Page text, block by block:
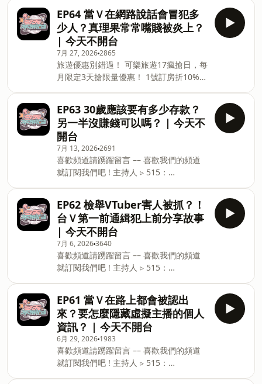
▹ 真理果：
https://www.instagram.com/marikavtuber/
–– 每週一晚上７點更新全新集數，歡迎來
收聽！ 🎧Apple
podcasthttps://podcasts.apple.com/us/podcast/
🎧Spotify
https://open.spotify.com/show/
si=A3Z9ayRfTPSQ6aU3INVzBQ 🎧
SoundOn https://player.sou
EP64 當Ｖ在網路說話會冒犯多
少人？真理果常常嘴賤被炎上？
| 今天不開台
7月 27, 20262865
旅遊優惠別錯過！ 可樂旅遊17瘋搶日，每
月限定3天搶限量優惠！ 1號訂房折10% 7
的你，肯定要每個月鎖定！
https://sofm.pse.is/9epdex －－－－以
上為 SoundOn 動態廣告－－－－ 喜歡頻
道請踴躍留言 –– 喜歡我們的頻道就訂閱
我們吧 ! 主持人 ▹ 515：
https://www.instagram.com/im515vt/
▹ 真理果：
https://www.instagram.com/marikavtuber/
–– 每週一晚上７點更新全新集數，歡迎來
收聽！ 🎧Apple
podcasthttps://podcasts.apple.com/us/podcast/
EP63 30歲應該要有多少存款？
另一半沒賺錢可以嗎？ | 今天不
開台
7月 13, 20262691
喜歡頻道請踴躍留言 –– 喜歡我們的頻道
就訂閱我們吧 ! 主持人 ▹ 515：
▹ 真理果：
https://www.instagram.com/marikavtuber/
–– 每週一晚上７點更新全新集數，歡迎來
收聽！ 🎧Apple
podcasthttps://podcasts.apple.com/us/podcast/
🎧Spotify
https://open.spotify.com/show/
si=A3Z9ayRfTPSQ6aU3INVzBQ 🎧
SoundOn https://player.sou
EP62 檢舉VTuber害人被抓？！
台Ｖ第一前通緝犯上前分享故事
| 今天不開台
7月 6, 20263640
喜歡頻道請踴躍留言 –– 喜歡我們的頻道
就訂閱我們吧 ! 主持人 ▹ 515：
▹ 真理果：
https://www.instagram.com/marikavtuber/
–– 每週一晚上７點更新全新集數，歡迎來
收聽！ 🎧Apple
podcasthttps://podcasts.apple.com/us/podcast/
🎧Spotify
https://open.spotify.com/show/
si=A3Z9ayRfTPSQ6aU3INVzBQ 🎧
EP61 當Ｖ在路上都會被認出
來？要怎麼隱藏虛擬主播的個人
資訊？ | 今天不開台
6月 29, 2026 1983
喜歡頻道請踴躍留言 –– 喜歡我們的頻道
就訂閱我們吧 ! 主持人 ▹ 515：